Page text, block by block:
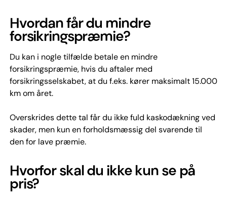
Hvordan får du mindre
forsikringspræmie?
Du kan i nogle tilfælde betale en mindre
forsikringspræmie, hvis du aftaler med
forsikringsselskabet, at du f.eks. kører maksimalt 15.000
km om året.
Overskrides dette tal får du ikke fuld kaskodækning ved
skader, men kun en forholdsmæssig del svarende til
den for lave præmie.
Hvorfor skal du ikke kun se på
pris?